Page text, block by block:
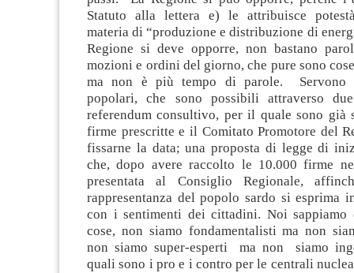
Statuto alla lettera e) le attribuisce
materia di “produzione e distribuzione di
Regione si deve opporre, non bastano
mozioni e ordini del giorno, che pure sono
ma non è più tempo di parole. Servono
popolari, che sono possibili attraverso
referendum consultivo, per il quale sono già
firme prescritte e il Comitato Promotore del
fissarne la data; una proposta di legge di
che, dopo avere raccolto le 10.000 firme
presentata al Consiglio Regionale,
rappresentanza del popolo sardo si esprima
con i sentimenti dei cittadini. Noi sappiamo
cose, non siamo fondamentalisti ma non
non siamo super-esperti ma non siamo
quali sono i pro e i contro per le centrali